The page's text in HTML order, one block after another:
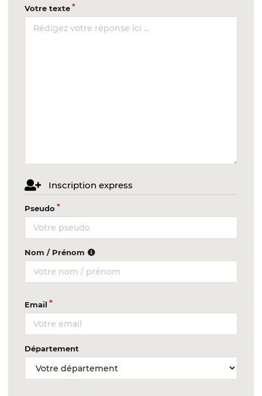
Votre texte
Inscription express
Pseudo
Nom / Prénom
Email
Département